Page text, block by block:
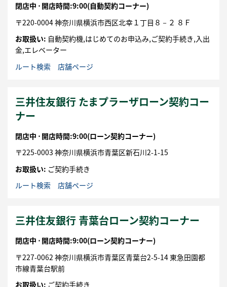
閉店中 ⋅ 開店時間:9:00(自動契約コーナー)
〒220-0004神奈川県横浜市西区北幸１丁目８－２ ８Ｆ
お取扱い: 自動契約機,はじめてのお申込み,ご契約手続き,入出
金,エレベーター
ルート検索
店舗ページ
三井住友銀行 たまプラーザローン契約コー
ナー
閉店中 ⋅ 開店時間:9:00(ローン契約コーナー)
〒225-0003 神奈川県横浜市青葉区新石川2-1-15
お取扱い: ご契約手続き
ルート検索
店舗ページ
三井住友銀行 青葉台ローン契約コーナー
閉店中 ⋅ 開店時間:9:00(ローン契約コーナー)
〒227-0062 神奈川県横浜市青葉区青葉台2-5-14 東急田園都
市線青葉台駅前
お取扱い: ご契約手続き